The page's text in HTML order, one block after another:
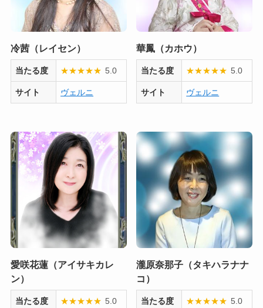
冷茜（レイセン）
当たる度 ★★★★★ 5.0
サイト ヴェルニ
華鳳（カホウ）
当たる度 ★★★★★ 5.0
サイト ヴェルニ
愛咲花蓮（アイサキカレ
ン）
当たる度 ★★★★★ 5.0
瀧原奈那子（タキハラナナ
コ）
当たる度 ★★★★★ 5.0